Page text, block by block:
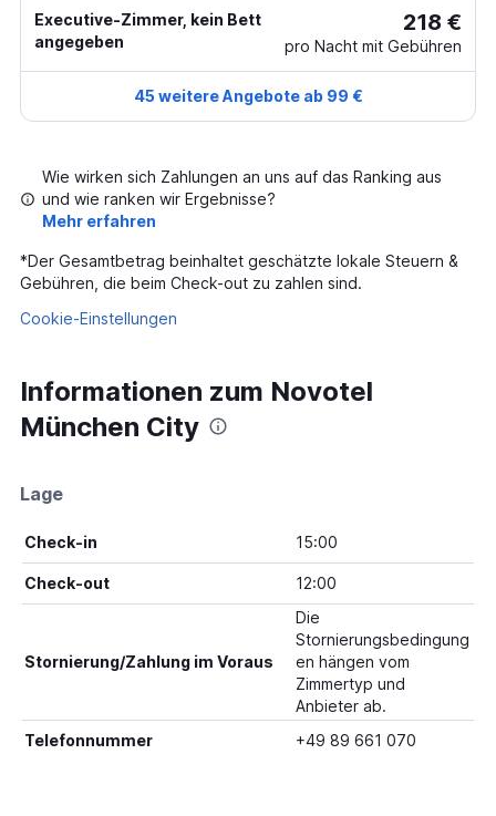
Executive-Zimmer, kein Bett
angegeben
218 €
pro Nacht mit Gebühren
45 weitere Angebote ab 99 €
Wie wirken sich Zahlungen an uns auf das Ranking aus
und wie ranken wir Ergebnisse?
Mehr erfahren
*Der Gesamtbetrag beinhaltet geschätzte lokale Steuern &
Gebühren, die beim Check-out zu zahlen sind.
Cookie-Einstellungen
Informationen zum Novotel
München City
Lage
Check-in 15:00
Check-out 12:00
Stornierung/Zahlung im Voraus
Die
Stornierungsbedingung
en hängen vom
Zimmertyp und
Anbieter ab.
Telefonnummer
+49 89 661 070